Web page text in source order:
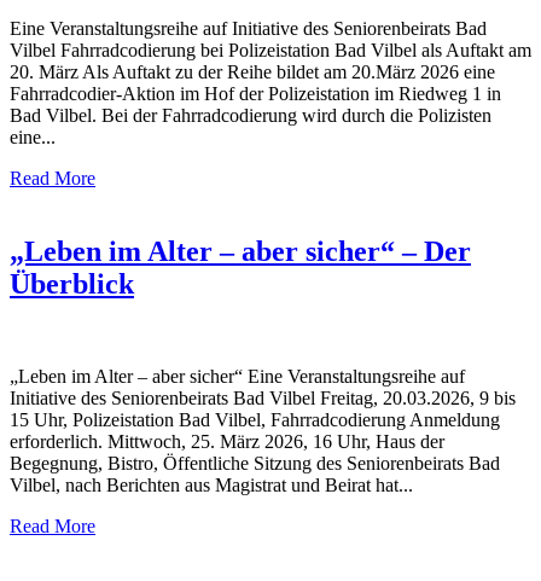
Eine Veranstaltungsreihe auf Initiative des Seniorenbeirats Bad
Vilbel Fahrradcodierung bei Polizeistation Bad Vilbel als Auftakt am
20. März Als Auftakt zu der Reihe bildet am 20.März 2026 eine
Fahrradcodier-Aktion im Hof der Polizeistation im Riedweg 1 in
Bad Vilbel. Bei der Fahrradcodierung wird durch die Polizisten
eine...
Read More
„Leben im Alter – aber sicher“ – Der
Überblick
„Leben im Alter – aber sicher“ Eine Veranstaltungsreihe auf
Initiative des Seniorenbeirats Bad Vilbel Freitag, 20.03.2026, 9 bis
15 Uhr, Polizeistation Bad Vilbel, Fahrradcodierung Anmeldung
erforderlich. Mittwoch, 25. März 2026, 16 Uhr, Haus der
Begegnung, Bistro, Öffentliche Sitzung des Seniorenbeirats Bad
Vilbel, nach Berichten aus Magistrat und Beirat hat...
Read More